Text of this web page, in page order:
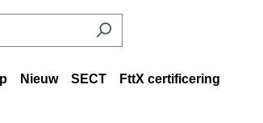
Nieuw SECT FttX certificering